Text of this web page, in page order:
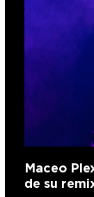
Maceo
de su